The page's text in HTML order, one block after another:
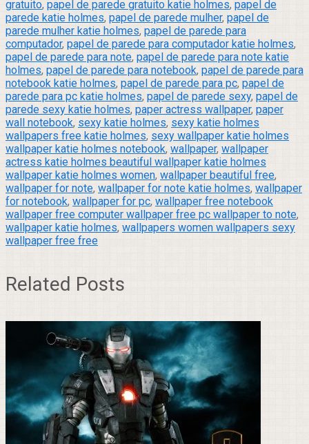
gratuito, papel de parede gratuito katie holmes, papel de
parede katie holmes, papel de parede mulher, papel de
parede mulher katie holmes, papel de parede para
computador, papel de parede para computador katie holmes,
papel de parede para note, papel de parede para note katie
holmes, papel de parede para notebook, papel de parede para
notebook katie holmes, papel de parede para pc, papel de
parede para pc katie holmes, papel de parede sexy, papel de
parede sexy katie holmes, paper actress wallpaper, paper
wall notebook, sexy katie holmes, sexy katie holmes
wallpapers free katie holmes, sexy wallpaper katie holmes
wallpaper katie holmes notebook, wallpaper, wallpaper
actress katie holmes beautiful wallpaper katie holmes
wallpaper katie holmes women, wallpaper beautiful free,
wallpaper for note, wallpaper for note katie holmes, wallpaper
for notebook, wallpaper for pc, wallpaper free notebook
wallpaper free computer wallpaper free pc wallpaper to note,
wallpaper katie holmes, wallpapers women wallpapers sexy
wallpaper free free
Related Posts